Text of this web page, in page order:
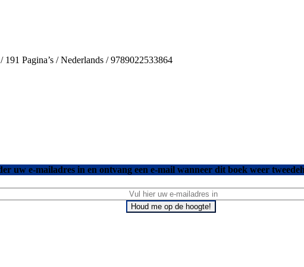
Pagina’s / Nederlands / 9789022533864
uw e-mailadres in en ontvang een e-mail wanneer dit boek weer
Houd me op de hoogte!